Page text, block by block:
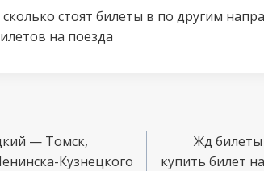
стоят билеты в по другим
на поезда
— Томск,
Кузнецкого
Жд
купить билет